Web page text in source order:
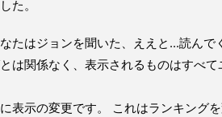
た。
たはジョンを聞いた、ええと...読んで
は関係なく、表示されるものはすべて
表示の変更です。 これはランキング